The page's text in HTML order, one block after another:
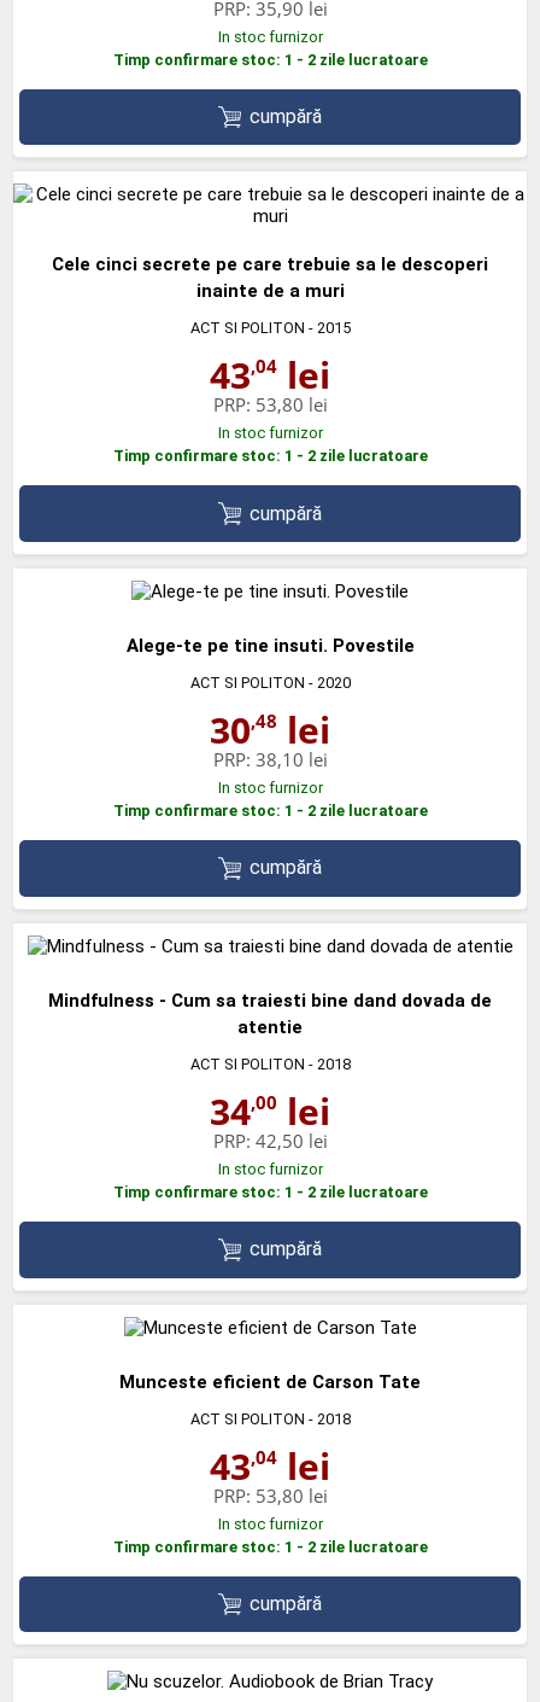
PRP: 35,90 lei
In stoc furnizor
Timp confirmare stoc: 1 - 2 zile lucratoare
cumpără
Cele cinci secrete pe care trebuie sa le descoperi
inainte de a muri
ACT SI POLITON - 2015
43,04 lei
PRP: 53,80 lei
In stoc furnizor
Timp confirmare stoc: 1 - 2 zile lucratoare
cumpără
Alege-te pe tine insuti. Povestile
ACT SI POLITON - 2020
30,48 lei
PRP: 38,10 lei
In stoc furnizor
Timp confirmare stoc: 1 - 2 zile lucratoare
cumpără
Mindfulness - Cum sa traiesti bine dand dovada de
atentie
ACT SI POLITON - 2018
34,00 lei
PRP: 42,50 lei
In stoc furnizor
Timp confirmare stoc: 1 - 2 zile lucratoare
cumpără
Munceste eficient de Carson Tate
ACT SI POLITON - 2018
43,04 lei
PRP: 53,80 lei
In stoc furnizor
Timp confirmare stoc: 1 - 2 zile lucratoare
cumpără